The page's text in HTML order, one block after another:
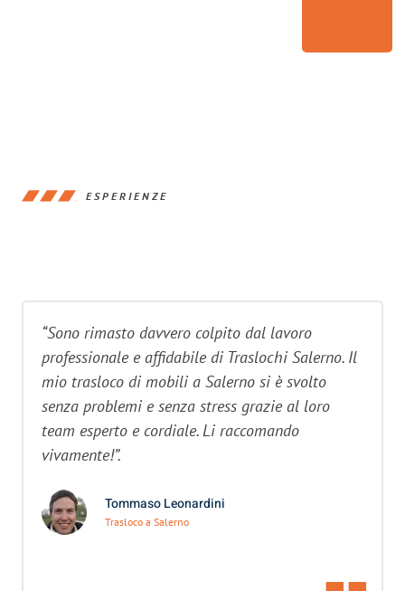
ESPERIENZE
“Sono rimasto davvero colpito dal lavoro
professionale e affidabile di Traslochi Salerno. Il
mio trasloco di mobili a Salerno si è svolto
senza problemi e senza stress grazie al loro
team esperto e cordiale. Li raccomando
vivamente!”.
Tommaso Leonardini
Trasloco a Salerno